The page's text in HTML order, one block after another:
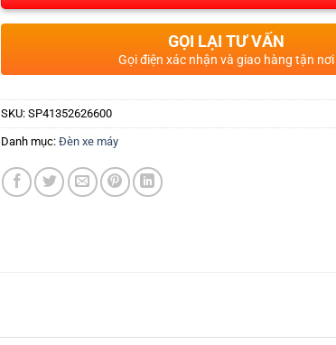
GỌI LẠI TƯ VẤN
Gọi điện xác nhận và giao hàng tận nơi
SKU: SP41352626600
Danh mục: Đèn xe máy